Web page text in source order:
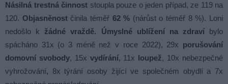
Násilná trestná činnost stoupla pouze o jeden případ, ze 119 na
120. Objasněnostčinila téměř62 % (nárůst o téměř 8 %). Loni
nedošlo k žádné vraždě. Úmyslné ublížení na zdraví bylo
spácháno 31x (o 3 méně než v roce 2022), 29x porušování
domovní svobody, 15x vydírání, 11x loupež, 10x nebezpečné
vyhrožování, 8x týrání osoby žijící ve společném obydlí a 7x